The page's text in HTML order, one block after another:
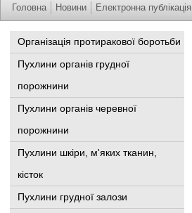
Головна Новини Електронна публікація
Організація протиракової боротьби
Пухлини органів грудної
порожнини
Пухлини органів черевної
порожнини
Пухлини шкіри, м'яких тканин,
кісток
Пухлини грудної залози